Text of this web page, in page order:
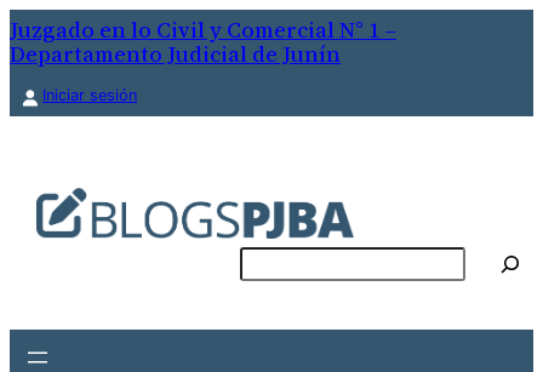
Juzgado en lo Civil y Comercial N° 1 –
Departamento Judicial de Junín
Iniciar sesión